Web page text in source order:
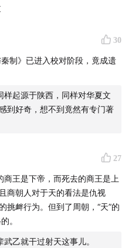
特殊的时间节点，贺岁档
是对新年的一种愿景。
索#归途七日谈 或者 #陪你
望我们节目能成为你2023
你对节目中聊到的书籍感兴
右leftright」回复「买书」
30
制》已进入校对阶段，竟成遗
样起源于陕西，同样对华夏文
到好奇，想不到竟然有专门著
27
商王是下帝，而死去的商王是上
商朝人对于天的看法是仇视
挑衅行为。但到了周朝，“天”的
。
乙就干过射天这事儿。